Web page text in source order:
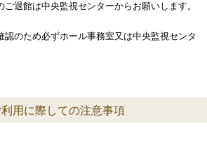
ご退館は中央監視センターからお願いします。
認のため必ずホール事務室又は中央監視センタ
用に際しての注意事項